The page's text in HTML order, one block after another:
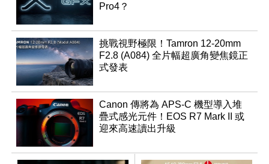
Pro4？
挑戰視野極限！Tamron 12-20mm
F2.8 (A084) 全片幅超廣角變焦鏡正
式發表
Canon 傳將為 APS-C 機型導入堆
疊式感光元件！EOS R7 Mark II 或
迎來高速讀出升級